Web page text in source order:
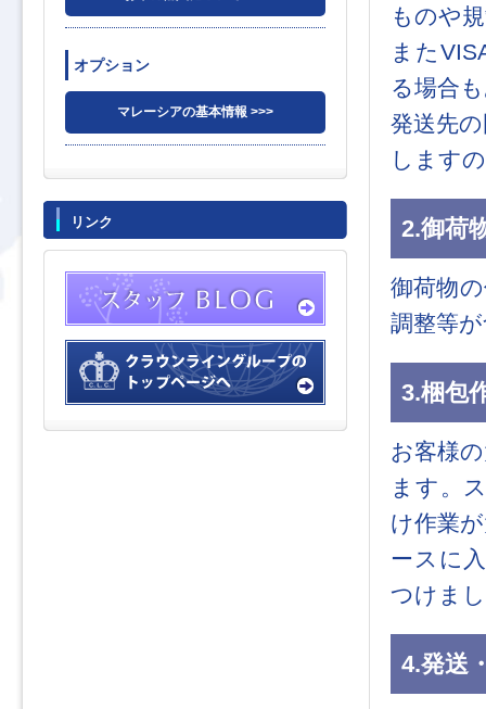
オプション
マレーシアの基本情報 >>>
リンク
ものや
また
る場合
発送先
します
2.御荷
御荷物
調整等
3.梱包
お客様
ます。
け作業
ースに
つけま
4.発送